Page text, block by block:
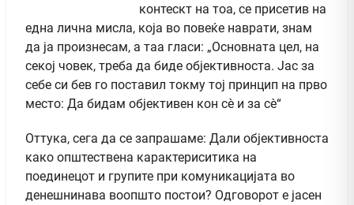
контескт на тоа, се присетив на
една лична мисла, која во повеќе наврати, знам
да ја произнесам, а таа гласи: „Основната цел, на
секој човек, треба да биде објективноста. Јас за
себе си бев го поставил токму тој принцип на прво
место: Да бидам објективен кон сè и за сè“
Оттука, сега да се запрашаме: Дали објективноста
како општествена карактериситика на
поединецот и групите при комуникацијата во
денешнинава воопшто постои? Одговорот е јасен